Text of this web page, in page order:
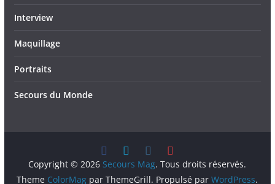
Interview
Maquillage
Portraits
Secours du Monde
Copyright © 2026 Secours Mag. Tous droits réservés.
Theme ColorMag par ThemeGrill. Propulsé parWordPress.